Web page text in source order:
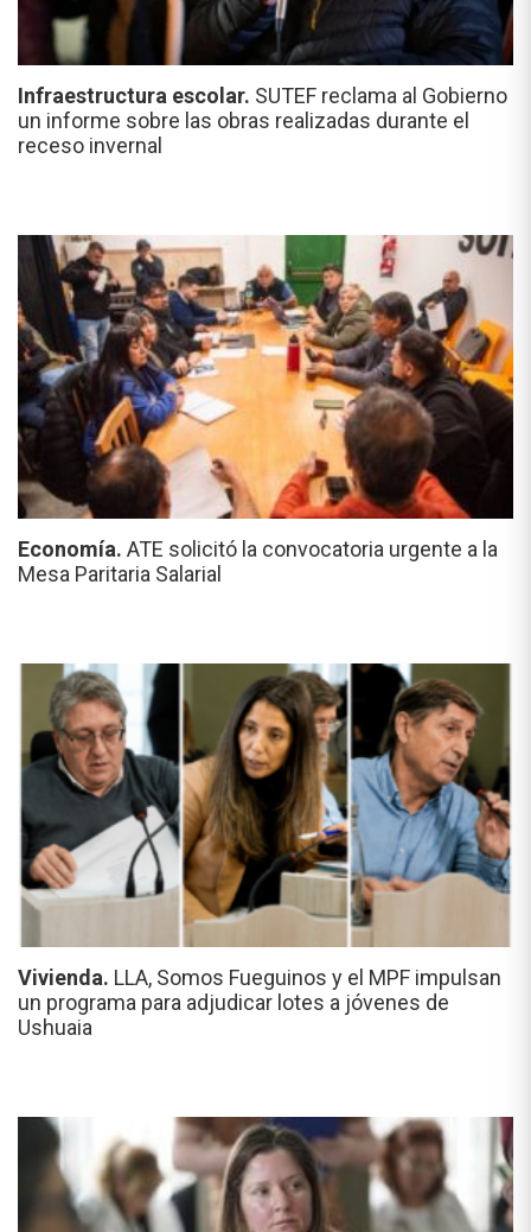
Infraestructura escolar. SUTEF reclama al Gobierno
un informe sobre las obras realizadas durante el
receso invernal
Economía. ATE solicitó la convocatoria urgente a la
Mesa Paritaria Salarial
Vivienda. LLA, Somos Fueguinos y el MPF impulsan
un programa para adjudicar lotes a jóvenes de
Ushuaia